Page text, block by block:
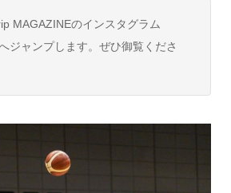
MAGAZINEのインスタグラム
ジャンプします。ぜひ御覧くださ